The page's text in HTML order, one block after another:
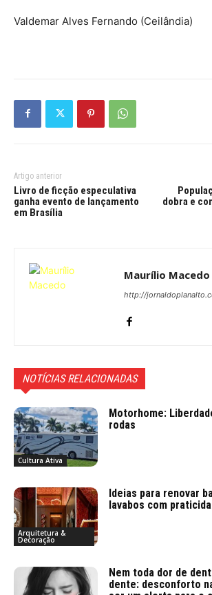
Valdemar Alves Fernando (Ceilândia)
Artigo anterior
Livro de ficção especulativa
ganha evento de lançamento
em Brasília
dobra e
Maurílio Macedo
http://
NOTÍCIAS RELACIONADAS
Cultura Ativa
Motorhome:
rodas
Arquitetura &
Decoração
Ideias para renovar
lavabos com
Nem toda dor de
dente: desconforto